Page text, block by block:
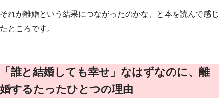
それが離婚という結果につながったのかな、と本を読んで感じ
たところです。
「誰と結婚しても幸せ」なはずなのに、離
婚するたったひとつの理由